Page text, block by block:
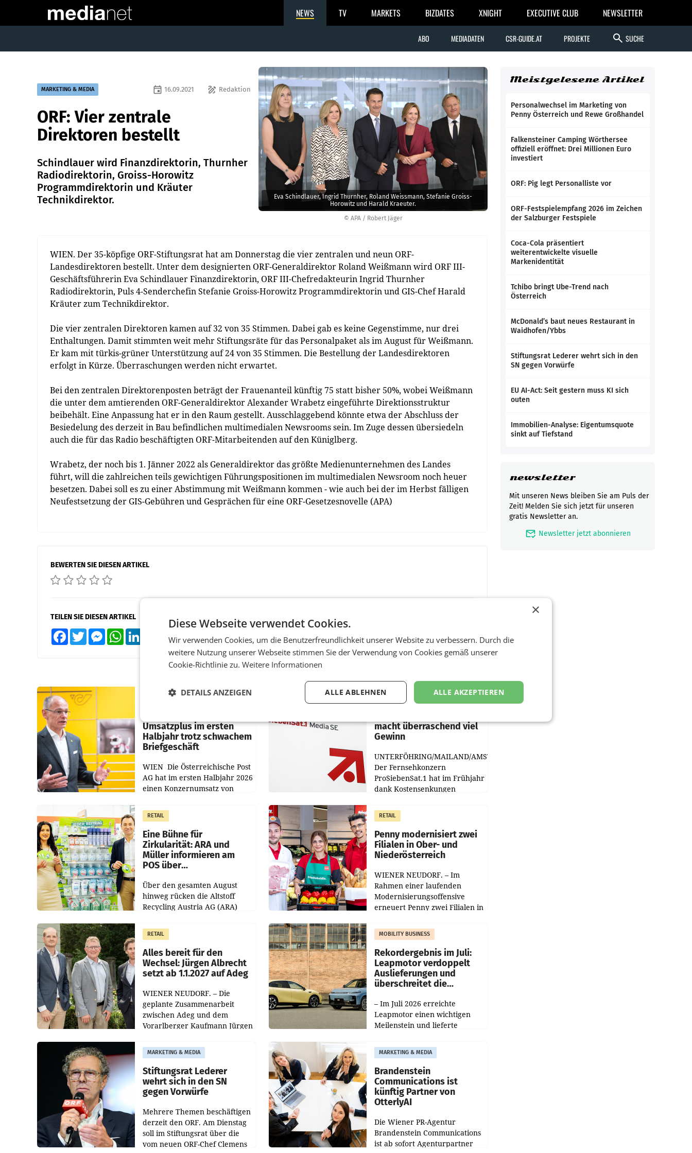
NEWS TV MARKETS BIZDATES XNIGHT EXECUTIVE CLUB NEWSLETTER
ABO MEDIADATEN CSR-GUIDE.AT PROJEKTE search SUCHE
© APA / Robert Jäger
Eva Schindlauer, Ingrid Thurnher, Roland Weissmann, Stefanie Groiss-
Horowitz und Harald Kraeuter.
MARKETING & MEDIA draw Redaktion
event 16.09.2021
ORF: Vier zentrale
Direktoren bestellt
Schindlauer wird Finanzdirektorin, Thurnher
Radiodirektorin, Groiss-Horowitz
Programmdirektorin und Kräuter
Technikdirektor.
WIEN. Der 35-köpfige ORF-Stiftungsrat hat am Donnerstag die vier zentralen und neun ORF-
Landesdirektoren bestellt. Unter dem designierten ORF-Generaldirektor Roland Weißmann wird ORF III-
Geschäftsführerin Eva Schindlauer Finanzdirektorin, ORF III-Chefredakteurin Ingrid Thurnher
Radiodirektorin, Puls 4-Senderchefin Stefanie Groiss-Horowitz Programmdirektorin und GIS-Chef Harald
Kräuter zum Technikdirektor.
Die vier zentralen Direktoren kamen auf 32 von 35 Stimmen. Dabei gab es keine Gegenstimme, nur drei
Enthaltungen. Damit stimmten weit mehr Stiftungsräte für das Personalpaket als im August für Weißmann.
Er kam mit türkis-grüner Unterstützung auf 24 von 35 Stimmen. Die Bestellung der Landesdirektoren
erfolgt in Kürze. Überraschungen werden nicht erwartet.
Bei den zentralen Direktorenposten beträgt der Frauenanteil künftig 75 statt bisher 50%, wobei Weißmann
die unter dem amtierenden ORF-Generaldirektor Alexander Wrabetz eingeführte Direktionsstruktur
beibehält. Eine Anpassung hat er in den Raum gestellt. Ausschlaggebend könnte etwa der Abschluss der
Besiedelung des derzeit in Bau befindlichen multimedialen Newsrooms sein. Im Zuge dessen übersiedeln
auch die für das Radio beschäftigten ORF-Mitarbeitenden auf den Küniglberg.
Wrabetz, der noch bis 1. Jänner 2022 als Generaldirektor das größte Medienunternehmen des Landes
führt, will die zahlreichen teils gewichtigen Führungspositionen im multimedialen Newsroom noch heuer
besetzen. Dabei soll es zu einer Abstimmung mit Weißmann kommen - wie auch bei der im Herbst fälligen
Neufestsetzung der GIS-Gebühren und Gesprächen für eine ORF-Gesetzesnovelle (APA)
BEWERTEN SIE DIESEN ARTIKEL
TEILEN SIE DIESEN ARTIKEL
FacebookTwitter MessengerWhatsApp
PRIMENEWS
Umsatzplus im ersten
Halbjahr trotz schwachem
Briefgeschäft
WIEN Die Österreichische Post
AG hat im ersten Halbjahr 2026
einen Konzernumsatz von
erwirtschaftet, was einem Plus
von 3,8 Prozent gegenüber
dem Vergleichszeitraum
MARKETING & MEDIA
macht überraschend viel
Gewinn
UNTERFÖHRING/MAILAND/AMSTERDAM.
Der Fernsehkonzern
ProSiebenSat.1 hat im Frühjahr
dank Kostensenkungen
gemacht und die
Markterwartung deutlich
übertroffen.
RETAIL
Eine Bühne für
Zirkularität: ARA und
Müller informieren am
POS über
Über den gesamten August
hinweg rücken die Altstoff
Recycling Austria AG (ARA)
Müller die Initiative „Kreislauf-
Helden“ in allen
österreichischen Müller-Filialen
RETAIL
Penny modernisiert zwei
Filialen in Ober- und
Niederösterreich
WIENER NEUDORF. – Im
Rahmen einer laufenden
Modernisierungsoffensive
erneuert Penny zwei Filialen in
Die beiden Standorte liegen in
Haag sowie im rund
RETAIL
Alles bereit für den
Wechsel: Jürgen Albrecht
setzt ab 1.1.2027 auf Adeg
WIENER NEUDORF. – Die
geplante Zusammenarbeit
zwischen Adeg und dem
Vorarlberger Kaufmann Jürgen
freigegeben: Die
Bundeswettbewerbsbehörde
und der Bundeskartellanwalt
MOBILITY BUSINESS
Rekordergebnis im Juli:
Leapmotor verdoppelt
Auslieferungen und
überschreitet die
– Im Juli 2026 erreichte
Leapmotor einen wichtigen
Meilenstein und lieferte
aus, womit sich das Ergebnis
gegenüber Juli 2025 mehr als
verdoppelte (+102
MARKETING & MEDIA
Stiftungsrat Lederer
wehrt sich in den SN
gegen Vorwürfe
Mehrere Themen beschäftigen
derzeit den ORF. Am Dienstag
soll im Stiftungsrat über die
vom neuen ORF-Chef Clemens
MARKETING & MEDIA
Brandenstein
Communications ist
künftig Partner von
OtterlyAI
Die Wiener PR-Agentur
Brandenstein Communications
ist ab sofort Agenturpartner
Meistgelesene Artikel
Personalwechsel im Marketing von
Penny Österreich und Rewe Großhandel
Falkensteiner Camping Wörthersee
offiziell eröffnet: Drei Millionen Euro
investiert
ORF: Pig legt Personalliste vor
ORF-Festspielempfang 2026 im Zeichen
der Salzburger Festspiele
Coca-Cola präsentiert
weiterentwickelte visuelle
Markenidentität
Tchibo bringt Ube-Trend nach
Österreich
McDonald’s baut neues Restaurant in
Waidhofen/Ybbs
Stiftungsrat Lederer wehrt sich in den
SN gegen Vorwürfe
EU AI-Act: Seit gestern muss KI sich
outen
Immobilien-Analyse: Eigentumsquote
sinkt auf Tiefstand
newsletter
Mit unseren News bleiben Sie am Puls der
Zeit! Melden Sie sich jetzt für unseren
gratis Newsletter an.
mark_email_read Newsletter jetzt abonnieren
×
Diese Webseite verwendet Cookies.
Wir verwenden Cookies, um die Benutzerfreundlichkeit unserer Website zu verbessern. Durch die
weitere Nutzung unserer Webseite stimmen Sie der Verwendung von Cookies gemäß unserer
Cookie-Richtlinie zu. Weitere Informationen
ALLE AKZEPTIEREN
ALLE ABLEHNEN
DETAILS ANZEIGEN